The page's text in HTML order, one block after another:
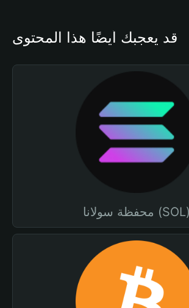
قد يعجبك أيضًا هذا المحتوى
محفظة سولانا (SOL)